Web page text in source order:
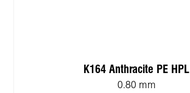
K164 Anthracite PE HPL
0.80 mm